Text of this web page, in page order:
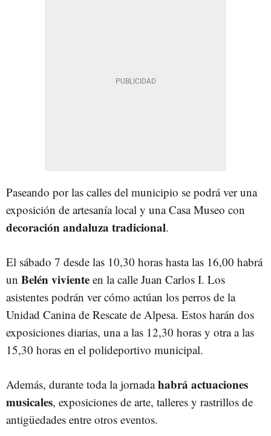
Paseando por las calles del municipio se podrá ver una
exposición de artesanía local y una Casa Museo con
decoración andaluza tradicional.
El sábado 7 desde las 10,30 horas hasta las 16,00 habrá
un Belén viviente en la calle Juan Carlos I. Los
asistentes podrán ver cómo actúan los perros de la
Unidad Canina de Rescate de Alpesa. Estos harán dos
exposiciones diarias, una a las 12,30 horas y otra a las
15,30 horas en el polideportivo municipal.
Además, durante toda la jornadahabrá actuaciones
musicales, exposiciones de arte, talleres y rastrillos de
antigüedades entre otros eventos.